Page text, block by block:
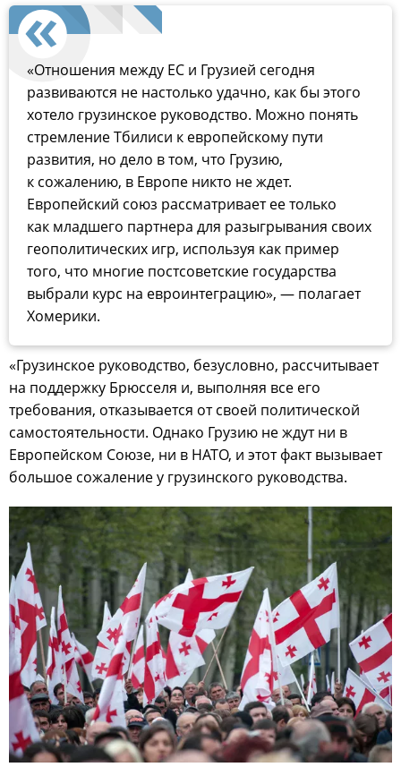
«Отношения между ЕС и Грузией сегодня
развиваются не настолько удачно, как бы этого
хотело грузинское руководство. Можно понять
стремление Тбилиси к европейскому пути
развития, но дело в том, что Грузию,
к сожалению, в Европе никто не ждет.
Европейский союз рассматривает ее только
как младшего партнера для разыгрывания своих
геополитических игр, используя как пример
того, что многие постсоветские государства
выбрали курс на евроинтеграцию», — полагает
Хомерики.
«Грузинское руководство, безусловно, рассчитывает
на поддержку Брюсселя и, выполняя все его
требования, отказывается от своей политической
самостоятельности. Однако Грузию не ждут ни в
Европейском Союзе, ни в НАТО, и этот факт вызывает
большое сожаление у грузинского руководства.